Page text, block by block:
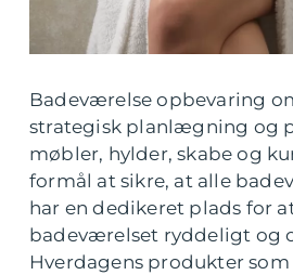
Badeværelse opbevaring
strategisk planlægning og
møbler, hylder, skabe og
formål at sikre, at alle
har en dedikeret plads for
badeværelset ryddeligt og
Hverdagens produkter